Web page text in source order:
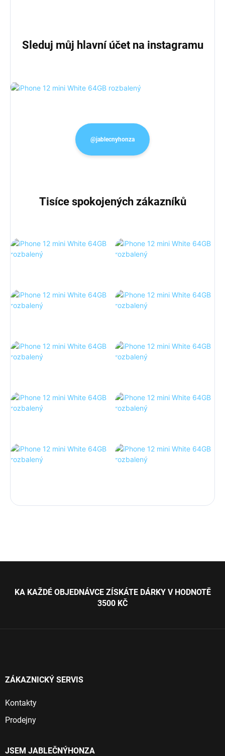
Sleduj můj hlavní účet na instagramu
@jablecnyhonza
Tisíce spokojených zákazníků
KA KAŽDÉ OBJEDNÁVCE ZÍSKÁTE DÁRKY V HODNOTĚ
3500 KČ
ZÁKAZNICKÝ SERVIS
Kontakty
Prodejny
JSEM JABLEČNÝHONZA